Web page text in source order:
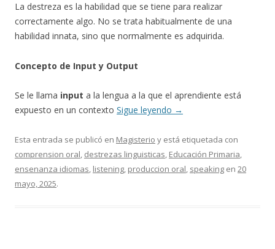
La destreza es la habilidad que se tiene para realizar
correctamente algo. No se trata habitualmente de una
habilidad innata, sino que normalmente es adquirida.
Concepto de Input y Output
Se le llama input a la lengua a la que el aprendiente está
expuesto en un contexto Sigue leyendo →
Esta entrada se publicó en Magisterio y está etiquetada con
comprension oral, destrezas linguisticas, Educación Primaria,
ensenanza idiomas, listening, produccion oral, speaking en 20
mayo, 2025.